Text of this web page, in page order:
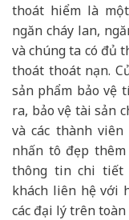
thoát hiểm là
ngăn cháy lan,
và chúng ta có đủ
thoát thoát nạn.
sản phẩm bảo vệ
ra, bảo vệ tài sản
và các thành
nhấn tô đẹp
thông tin chi tiết
khách liên hệ với
các đại lý trên toàn